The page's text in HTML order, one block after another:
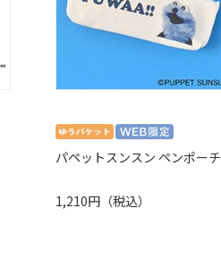
パペットスンスン ペンポーチ
1,210円（税込）